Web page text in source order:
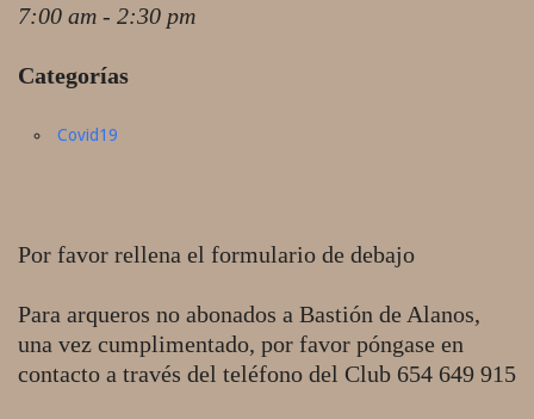
7:00 am - 2:30 pm
Categorías
Covid19
Por favor rellena el formulario de debajo
Para arqueros no abonados a Bastión de Alanos,
una vez cumplimentado, por favor póngase en
contacto a través del teléfono del Club 654 649 915